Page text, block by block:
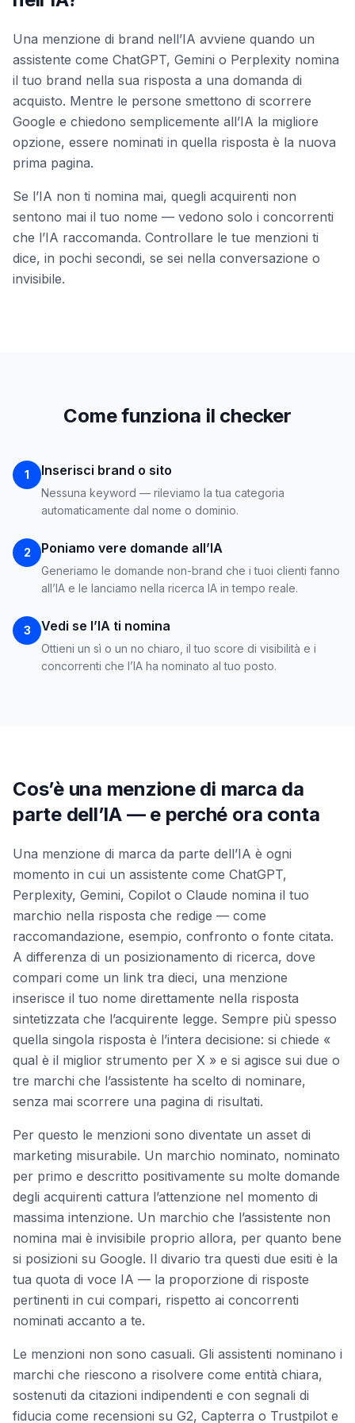
Una menzione di brand nell’IA avviene quando un
assistente come ChatGPT, Gemini o Perplexity nomina
il tuo brand nella sua risposta a una domanda di
acquisto. Mentre le persone smettono di scorrere
Google e chiedono semplicemente all’IA la migliore
opzione, essere nominati in quella risposta è la nuova
prima pagina.
Se l’IA non ti nomina mai, quegli acquirenti non
sentono mai il tuo nome — vedono solo i concorrenti
che l’IA raccomanda. Controllare le tue menzioni ti
dice, in pochi secondi, se sei nella conversazione o
invisibile.
Come funziona il checker
1 Inserisci brand o sito
Nessuna keyword — rileviamo la tua categoria
automaticamente dal nome o dominio.
2 Poniamo vere domande all’IA
Generiamo le domande non-brand che i tuoi clienti fanno
all’IA e le lanciamo nella ricerca IA in tempo reale.
3 Vedi se l’IA ti nomina
Ottieni un sì o un no chiaro, il tuo score di visibilità e i
concorrenti che l’IA ha nominato al tuo posto.
Cos’è una menzione di marca da
parte dell’IA — e perché ora conta
Una menzione di marca da parte dell’IA è ogni
momento in cui un assistente come ChatGPT,
Perplexity, Gemini, Copilot o Claude nomina il tuo
marchio nella risposta che redige — come
raccomandazione, esempio, confronto o fonte citata.
A differenza di un posizionamento di ricerca, dove
compari come un link tra dieci, una menzione
inserisce il tuo nome direttamente nella risposta
sintetizzata che l’acquirente legge. Sempre più spesso
quella singola risposta è l’intera decisione: si chiede «
qual è il miglior strumento per X » e si agisce sui due o
tre marchi che l’assistente ha scelto di nominare,
senza mai scorrere una pagina di risultati.
Per questo le menzioni sono diventate un asset di
marketing misurabile. Un marchio nominato, nominato
per primo e descritto positivamente su molte domande
degli acquirenti cattura l’attenzione nel momento di
massima intenzione. Un marchio che l’assistente non
nomina mai è invisibile proprio allora, per quanto bene
si posizioni su Google. Il divario tra questi due esiti è la
tua quota di voce IA — la proporzione di risposte
pertinenti in cui compari, rispetto ai concorrenti
nominati accanto a te.
Le menzioni non sono casuali. Gli assistenti nominano i
marchi che riescono a risolvere come entità chiara,
sostenuti da citazioni indipendenti e con segnali di
fiducia come recensioni su G2, Capterra o Trustpilot e